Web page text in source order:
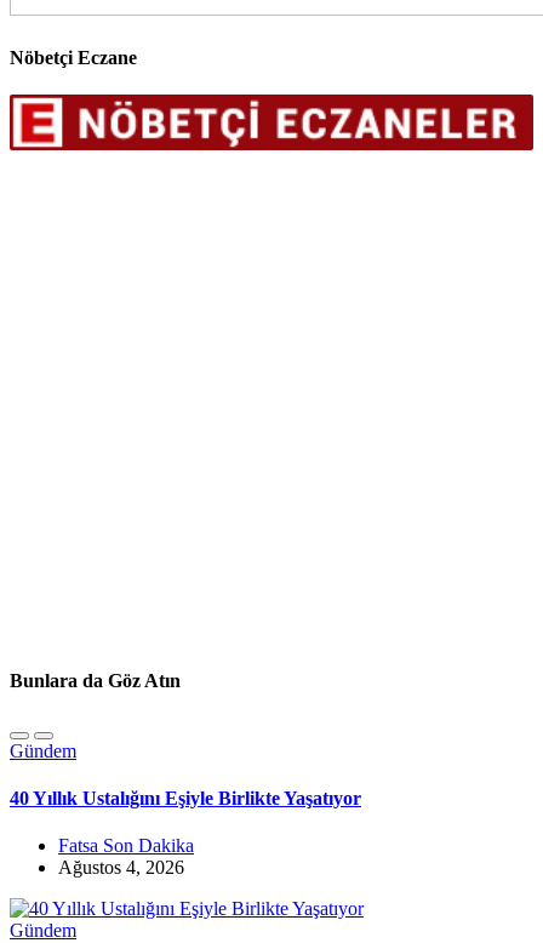
Nöbetçi Eczane
Bunlara da Göz Atın
Gündem
40 Yıllık Ustalığını Eşiyle Birlikte Yaşatıyor
Fatsa Son Dakika
Ağustos 4, 2026
Gündem